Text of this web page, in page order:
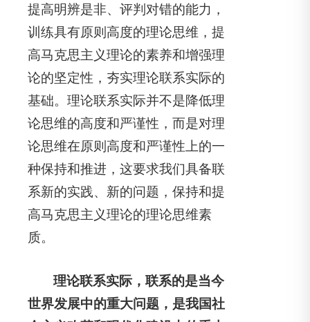
提高明辨是非、评判对错的能力，
训练具有原则高度的理论思维，提
高马克思主义理论的素养和增强理
论的坚定性，夯实理论联系实际的
基础。理论联系实际并不是降低理
论思维的高度和严谨性，而是对理
论思维在原则高度和严谨性上的一
种保持和推进，这要求我们具备联
系新的实践、新的问题，保持和提
高马克思主义理论的理论思维素
质。
理论联系实际，联系的是当今
世界发展中的重大问题，是我国社